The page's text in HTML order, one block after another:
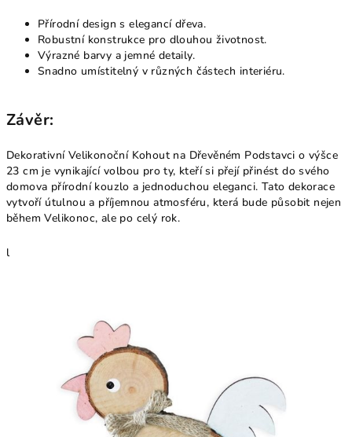
Přírodní design s elegancí dřeva.
Robustní konstrukce pro dlouhou životnost.
Výrazné barvy a jemné detaily.
Snadno umístitelný v různých částech interiéru.
Závěr:
Dekorativní Velikonoční Kohout na Dřevěném Podstavci o výšce
23 cm je vynikající volbou pro ty, kteří si přejí přinést do svého
domova přírodní kouzlo a jednoduchou eleganci. Tato dekorace
vytvoří útulnou a příjemnou atmosféru, která bude působit nejen
během Velikonoc, ale po celý rok.
l